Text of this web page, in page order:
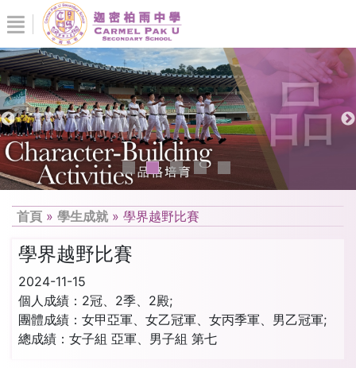
首頁 » 學生成就 » 學界越野比賽
學界越野比賽
2024-11-15
個人成績：2冠、2季、2殿;
團體成績：女甲亞軍、女乙冠軍、女丙季軍、男乙冠軍;
總成績：女子組 亞軍、男子組 第七